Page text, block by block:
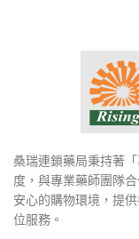
桑瑞連鎖藥局秉持著
度，與專業藥師團隊
安心的購物環境，提
位服務。